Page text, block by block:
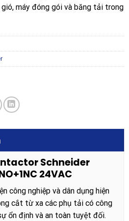
máy đóng gói và băng tải trong
Schneider
24VAC
công nghiệp và dân dụng hiện
cắt từ xa các phụ tải có công
ổn định và an toàn tuyệt đối.